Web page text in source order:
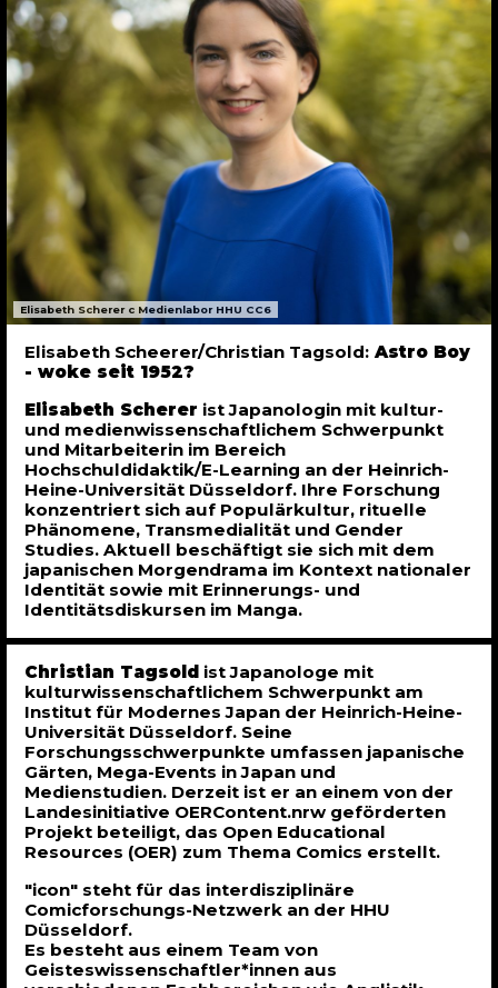
Elisabeth Scherer c Medienlabor HHU CC6
Elisabeth Scheerer/Christian Tagsold: Astro Boy
- woke seit 1952?
Elisabeth Scherer ist Japanologin mit kultur-
und medienwissenschaftlichem Schwerpunkt
und Mitarbeiterin im Bereich
Hochschuldidaktik/E-Learning an der Heinrich-
Heine-Universität Düsseldorf. Ihre Forschung
konzentriert sich auf Populärkultur, rituelle
Phänomene, Transmedialität und Gender
Studies. Aktuell beschäftigt sie sich mit dem
japanischen Morgendrama im Kontext nationaler
Identität sowie mit Erinnerungs- und
Identitätsdiskursen im Manga.
Christian Tagsold ist Japanologe mit
kulturwissenschaftlichem Schwerpunkt am
Institut für Modernes Japan der Heinrich-Heine-
Universität Düsseldorf. Seine
Forschungsschwerpunkte umfassen japanische
Gärten, Mega-Events in Japan und
Medienstudien. Derzeit ist er an einem von der
Landesinitiative OERContent.nrw geförderten
Projekt beteiligt, das Open Educational
Resources (OER) zum Thema Comics erstellt.
"icon" steht für das interdisziplinäre
Comicforschungs-Netzwerk an der HHU
Düsseldorf.
Es besteht aus einem Team von
Geisteswissenschaftler*innen aus